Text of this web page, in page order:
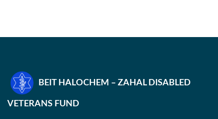
BEIT HALOCHEM – ZAHAL DISABLED
VETERANS FUND